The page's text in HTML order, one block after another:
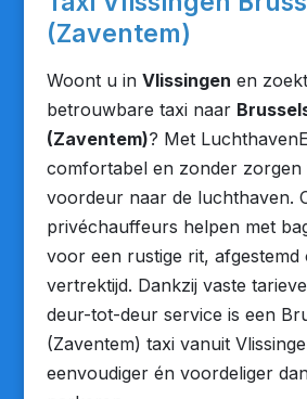
(Zaventem)
Woont u in Vlissingen en
betrouwbare taxi naar
(Zaventem)? Met
comfortabel en zonder zorgen
voordeur naar de luchthaven.
privéchauffeurs helpen met
voor een rustige rit, afgestemd
vertrektijd. Dankzij vaste
deur-tot-deur service is een
(Zaventem) taxi vanuit
eenvoudiger én voordeliger